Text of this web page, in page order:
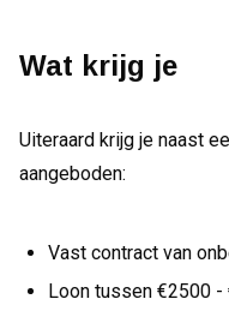
Wat krijg je
Uiteraard krijg je naast
aangeboden:
Vast contract van
Loon tussen €2500 -